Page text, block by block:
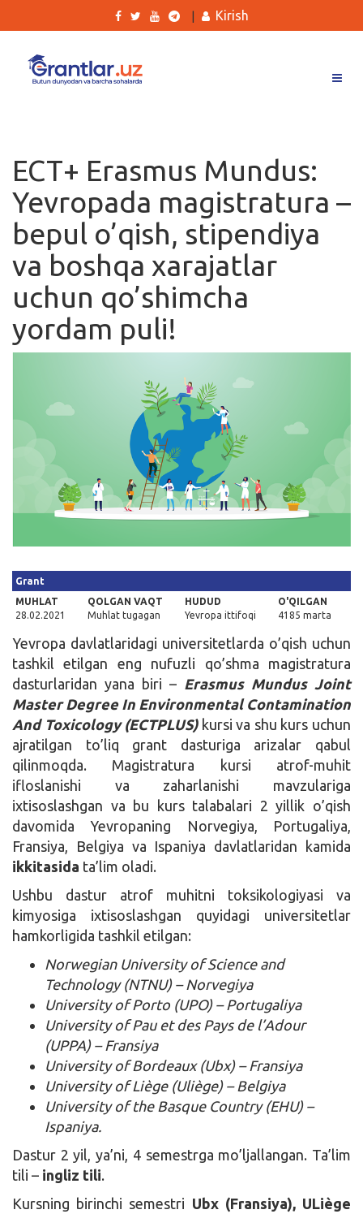
Ishlar
Kurslar
Blog
Yana
Kirish
ECT+ Erasmus Mundus:
Yevropada magistratura –
bepul o’qish, stipendiya
va boshqa xarajatlar
uchun qo’shimcha
yordam puli!
Grant
MUHLAT
28.02.2021
QOLGAN VAQT
Muhlat tugagan
HUDUD
Yevropa ittifoqi
O'QILGAN
4185 marta
Yevropa davlatlaridagi universitetlarda o’qish uchun
tashkil etilgan eng nufuzli qo’shma magistratura
dasturlaridan yana biri – Erasmus Mundus Joint
Master Degree In Environmental Contamination
And Toxicology (ECTPLUS)kursi va shu kurs uchun
ajratilgan to’liq grant dasturiga arizalar qabul
qilinmoqda. Magistratura kursi atrof-muhit
ifloslanishi va zaharlanishi mavzulariga
ixtisoslashgan va bu kurs talabalari 2 yillik o’qish
davomida Yevropaning Norvegiya, Portugaliya,
Fransiya, Belgiya va Ispaniya davlatlaridan kamida
ikkitasida ta’lim oladi.
Ushbu dastur atrof muhitni toksikologiyasi va
kimyosiga ixtisoslashgan quyidagi universitetlar
hamkorligida tashkil etilgan:
Norwegian University of Science and
Technology (NTNU) – Norvegiya
University of Porto (UPO) – Portugaliya
University of Pau et des Pays de l’Adour
(UPPA) – Fransiya
University of Bordeaux (Ubx) – Fransiya
University of Liège (Uliège) – Belgiya
University of the Basque Country (EHU) –
Ispaniya.
Dastur 2 yil, ya’ni, 4 semestrga mo’ljallangan. Ta’lim
tili – ingliz tili.
Kursning birinchi semestri Ubx (Fransiya), ULiège